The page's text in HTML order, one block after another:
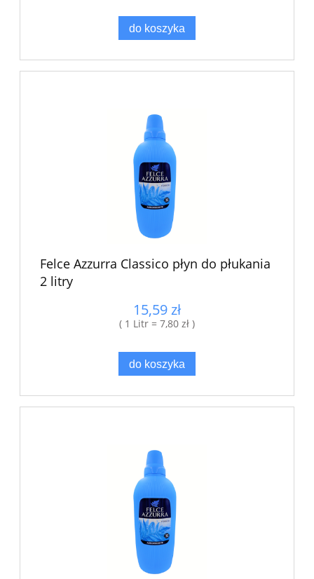
do koszyka
Felce Azzurra Classico płyn do płukania
2 litry
15,59 zł
( 1 Litr = 7,80 zł )
do koszyka